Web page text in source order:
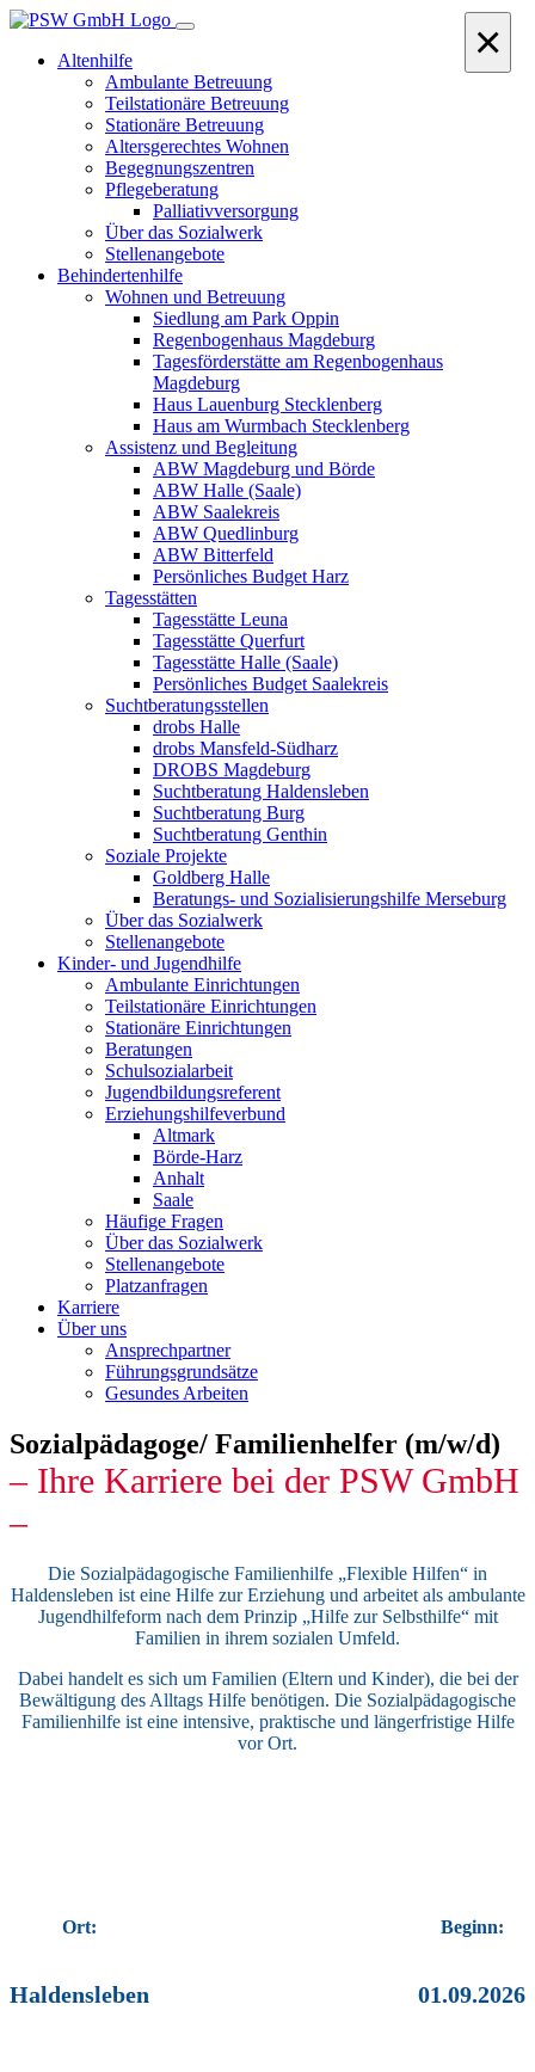
Altenhilfe
Ambulante Betreuung
Teilstationäre Betreuung
Stationäre Betreuung
Altersgerechtes Wohnen
Begegnungszentren
Pflegeberatung
Palliativversorgung
Über das Sozialwerk
Stellenangebote
Behindertenhilfe
Wohnen und Betreuung
Siedlung am Park Oppin
Regenbogenhaus Magdeburg
Tagesförderstätte am Regenbogenhaus
Magdeburg
Haus Lauenburg Stecklenberg
Haus am Wurmbach Stecklenberg
Assistenz und Begleitung
ABW Magdeburg und Börde
ABW Halle (Saale)
ABW Saalekreis
ABW Quedlinburg
ABW Bitterfeld
Persönliches Budget Harz
Tagesstätten
Tagesstätte Leuna
Tagesstätte Querfurt
Tagesstätte Halle (Saale)
Persönliches Budget Saalekreis
Suchtberatungsstellen
drobs Halle
drobs Mansfeld-Südharz
DROBS Magdeburg
Suchtberatung Haldensleben
Suchtberatung Burg
Suchtberatung Genthin
Soziale Projekte
Goldberg Halle
Beratungs- und Sozialisierungshilfe Merseburg
Über das Sozialwerk
Stellenangebote
Kinder- und Jugendhilfe
Ambulante Einrichtungen
Teilstationäre Einrichtungen
Stationäre Einrichtungen
Beratungen
Schulsozialarbeit
Jugendbildungsreferent
Erziehungshilfeverbund
Altmark
Börde-Harz
Anhalt
Saale
Häufige Fragen
Über das Sozialwerk
Stellenangebote
Platzanfragen
Karriere
Über uns
Ansprechpartner
Führungsgrundsätze
Gesundes Arbeiten
Sozialpädagoge/ Familienhelfer (m/w/d)
– Ihre Karriere bei der PSW GmbH
–
Die Sozialpädagogische Familienhilfe „Flexible Hilfen“ in
Haldensleben ist eine Hilfe zur Erziehung und arbeitet als ambulante
Jugendhilfeform nach dem Prinzip „Hilfe zur Selbsthilfe“ mit
Familien in ihrem sozialen Umfeld.
Dabei handelt es sich um Familien (Eltern und Kinder), die bei der
Bewältigung des Alltags Hilfe benötigen. Die Sozialpädagogische
Familienhilfe ist eine intensive, praktische und längerfristige Hilfe
vor Ort.
Ort:
Haldensleben
Beginn:
01.09.2026
×